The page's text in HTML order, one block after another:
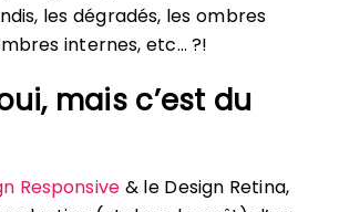
les dégradés, les ombres
internes, etc… ?!
mais c’est du
Responsive & le Design Retina,